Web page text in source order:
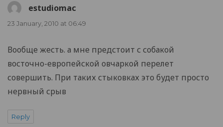
estudiomac
23 January, 2010 at 06:49
Вообще жесть. а мне предстоит с собакой
восточно-европейской овчаркой перелет
совершить. При таких стыковках это будет просто
нервный срыв
Reply